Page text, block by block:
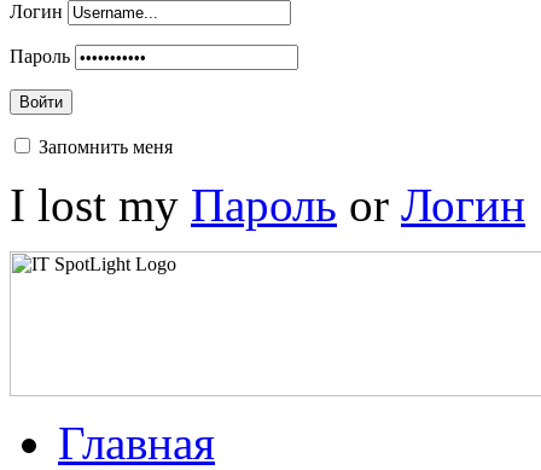
Логин
Пароль
Войти
Запомнить меня
I lost my Пароль or Логин
Главная